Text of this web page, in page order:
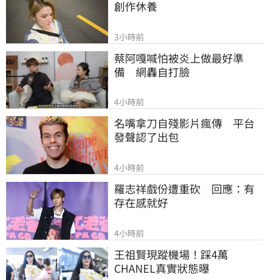
創作休養
3小時前
蔡阿嘎喊怕被炎上做最好準
備　網轟自打臉
4小時前
名嘴拿刀自殘影片瘋傳　平台
發聲認了出包
4小時前
羅志祥戲份遭重砍　回應：有
存在感就好
4小時前
王祖賢現蹤機場！踩4萬
CHANEL真實狀態曝